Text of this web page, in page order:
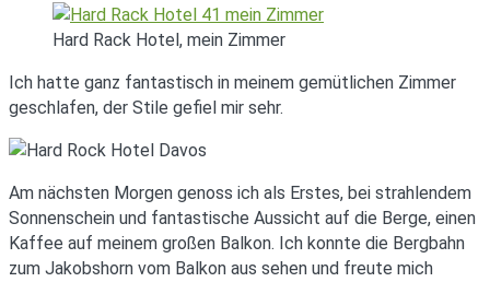
Hard Rack Hotel, mein Zimmer
Ich hatte ganz fantastisch in meinem gemütlichen Zimmer
geschlafen, der Stile gefiel mir sehr.
Am nächsten Morgen genoss ich als Erstes, bei strahlendem
Sonnenschein und fantastische Aussicht auf die Berge, einen
Kaffee auf meinem großen Balkon. Ich konnte die Bergbahn
zum Jakobshorn vom Balkon aus sehen und freute mich